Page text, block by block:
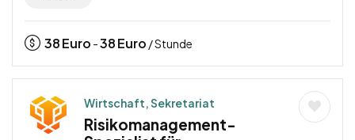
38Euro -38Euro / Stunde
Wirtschaft, Sekretariat
Risikomanagement-